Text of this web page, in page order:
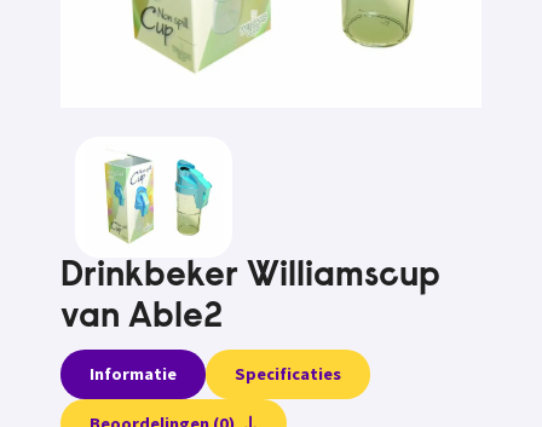
Drinkbeker Williamscup
van Able2
Informatie Specificaties